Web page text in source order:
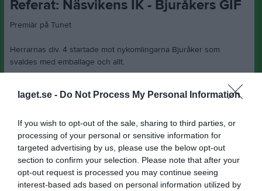
laget.se - Do Not Process My Personal Information
If you wish to opt-out of the sale, sharing to third parties, or
processing of your personal or sensitive information for
targeted advertising by us, please use the below opt-out
section to confirm your selection. Please note that after your
opt-out request is processed you may continue seeing
interest-based ads based on personal information utilized by
Referat: Näsvikens IK - Bjuråkers GIF
Premiär på Tunet
Herrarnas div. 4 startade mot nykomlingarna Bjuråker som
svaldes med emballage och allt.
Det var fjolårets segrare av Näsvikens interna skytteliga som
visade vägen, Johan Brolin gör 1-0 och 2-0 i matchminut 8' och
3-0 och 4-0 i matchminut 35' och 39'. Därefter visar en nykomling
i dom gröna kläderna att han vill vara med och producera, Kristian
Fantenberg gör 5-0 i slutminuterna av den första halvleken.
Halvtidsvila och 5-0 på resultattavlan.
Måltillverkningen i halvlek nr 2 börjar med att Nikens stabile